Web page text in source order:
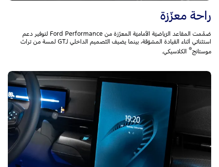
راحة معزّزة
صُمِّمت المقاعد الرّياضيّة الأماميّة المعزّزة من Ford Performance لتوفير دعم
استثنائي أثناء القيادة المشوّقة، بينما يضيف التّصميم الداخلي لـGT لمسة من تراث
موستانج® الكلاسيكي.